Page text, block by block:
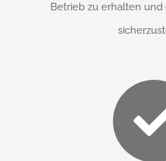
Betrieb zu erhalten